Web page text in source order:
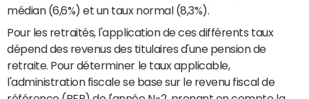
médian (6,6%) et un taux normal (8,3%).
Pour les retraités, l'application de ces différents taux
dépend des revenus des titulaires d'une pension de
retraite. Pour déterminer le taux applicable,
l'administration fiscale se base sur le revenu fiscal de